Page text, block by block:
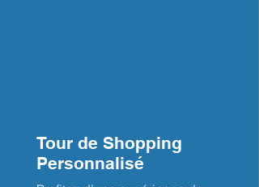
Tour de Shopping
Personnalisé